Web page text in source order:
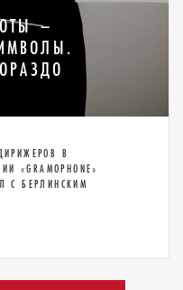
–
В
С БЕРЛИНСКИМ